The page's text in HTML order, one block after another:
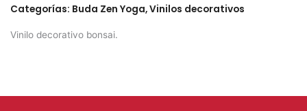
Categorías: Buda Zen Yoga,Vinilos decorativos
Vinilo decorativo bonsai.